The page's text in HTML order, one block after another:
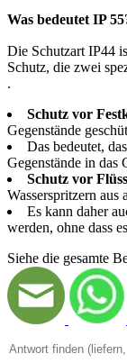
Was bedeutet IP
Die Schutzart IP44
Schutz, die zwei
.
Schutz vor
Gegenstände
Das bedeutet,
Gegenstände in das
Schutz vor
Wasserspritzern aus
Es kann daher
werden, ohne dass
Siehe die gesamte
finden